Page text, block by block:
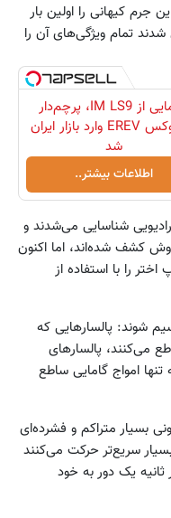
جرم کیهانی را اولین بار
موفق شدند تمام ویژگی‌های آن را
رونمایی از IM LS9، پرچم‌دار
فوق‌لوکس EREV وارد بازار ایران
شد
اطلاعات بیشتر..
شناسایی می‌شدند و
کشف شده‌اند، اما اکنون
است 100 تپ اختر را با استفاده از
تقسیم شوند: پالسارهایی که
می‌کنند، پالسارهای
تنها امواج گامایی ساطع
بسیار متراکم و فشرده‌ای
سریع‌تر حرکت می‌کنند
با یک ریتم بین 1 تا 10 هزار ثانیه یک دور به خود